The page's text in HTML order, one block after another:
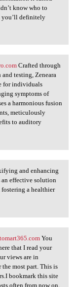
know who to
you’ll definitely
Crafted through
testing, Zeneara
for individuals
symptoms of
a harmonious fusion
meticulously
to auditory
and enhancing
effective solution
a healthier
You
that I read your
views are in
most part. This is
bookmark this site
often from now on.